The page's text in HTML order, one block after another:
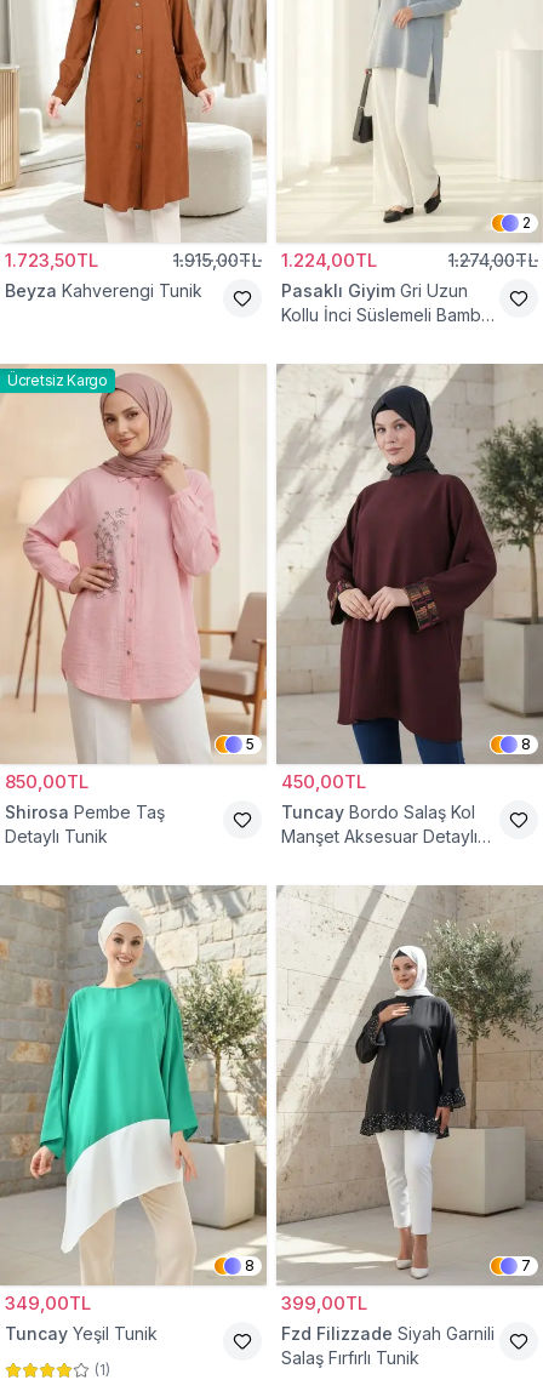
1.723,50TL 1.915,00TL
Beyza Kahverengi Tunik
2
1.224,00TL 1.274,00TL
Pasaklı Giyim Gri Uzun
Kollu İnci Süslemeli Bambu
Ücretsiz Kargo
5
850,00TL
Shirosa Pembe Taş
Detaylı Tunik
8
450,00TL
Tuncay Bordo Salaş Kol
Manşet Aksesuar Detaylı
8
349,00TL
Tuncay Yeşil Tunik
(1)
7
399,00TL
Fzd Filizzade Siyah Garnili
Salaş Fırfırlı Tunik